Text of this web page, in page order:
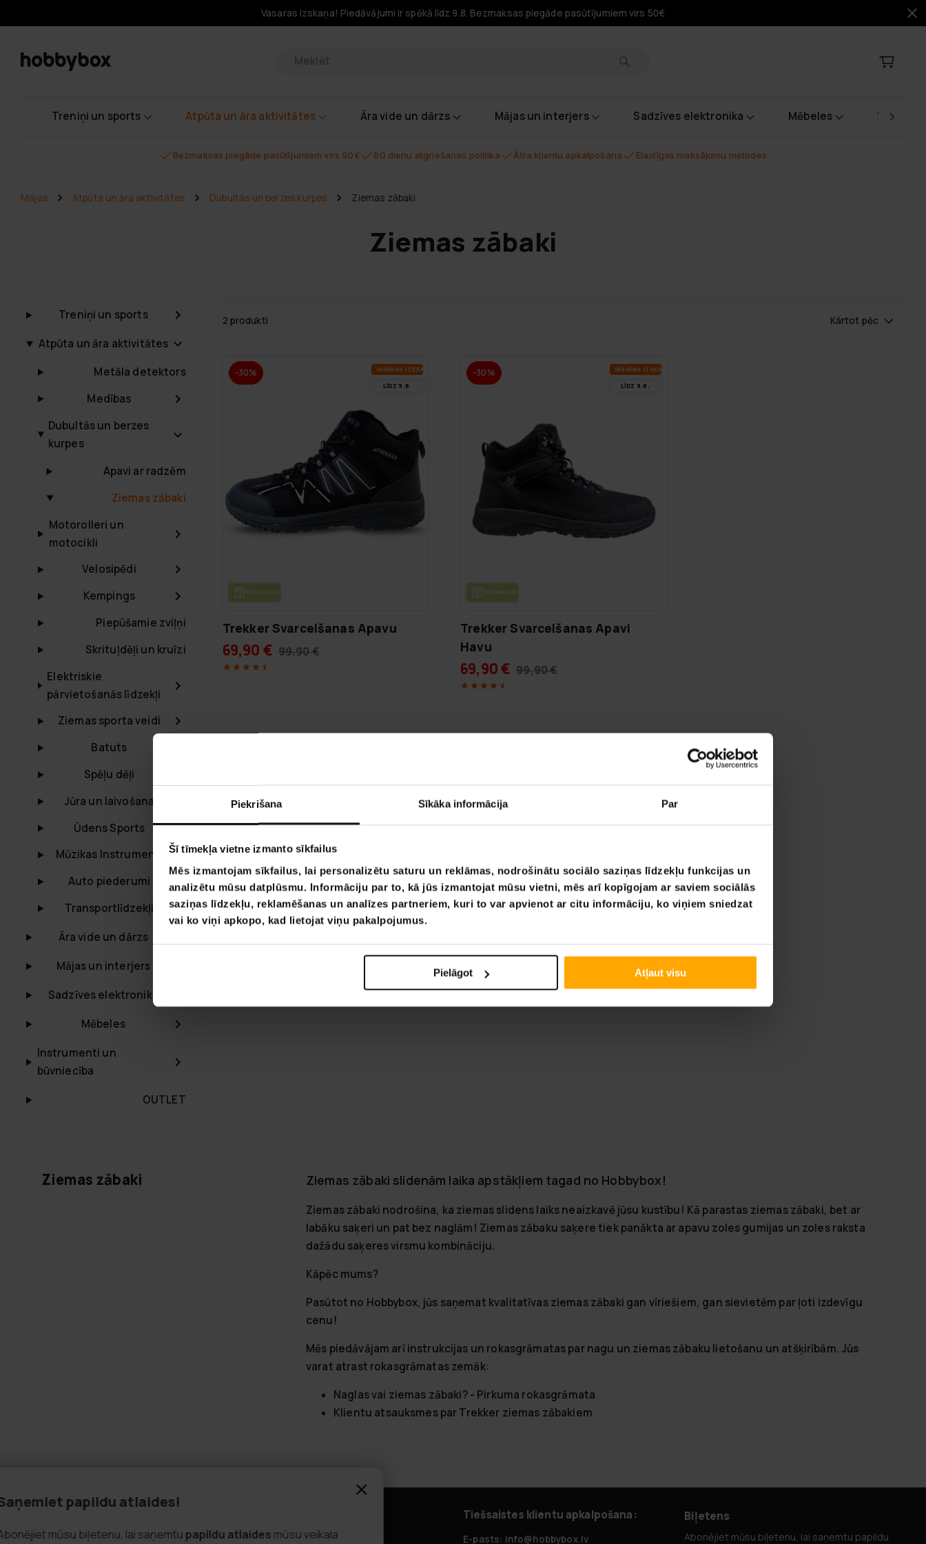
Piekrišana Sīkāka informācija Par
Šī tīmekļa vietne izmanto sīkfailus
Mēs izmantojam sīkfailus, lai personalizētu saturu un reklāmas, nodrošinātu sociālo saziņas līdzekļu funkcijas un
analizētu mūsu datplūsmu. Informāciju par to, kā jūs izmantojat mūsu vietni, mēs arī kopīgojam ar saviem sociālās
saziņas līdzekļu, reklamēšanas un analīzes partneriem, kuri to var apvienot ar citu informāciju, ko viņiem sniedzat
vai ko viņi apkopo, kad lietojat viņu pakalpojumus.
Pielāgot Atļaut visu
Vasaras izskaņa! Piedāvājumi ir spēkā līdz 9.8. Bezmaksas piegāde pasūtījumiem virs 50€
Treniņi un sports Atpūta un āra aktivitātes Āra vide un dārzs Mājas un interjers Sadzīves elektronika Mēbeles
Bezmaksas piegāde pasūtījumiem virs 50€ 60 dienu atgriešanas politika Ātra klientu apkalpošana Elastīgas maksājumu metodes
Mājas Atpūta un āra aktivitātes Dubultās un berzes kurpes Ziemas zābaki
Ziemas zābaki
Treniņi un sports
Atpūta un āra aktivitātes
Metāla detektors
Medības
Dubultās un berzes
kurpes
Apavi ar radzēm
Ziemas zābaki
Motorolleri un
motocikli
Velosipēdi
Kempings
Piepūšamie zviļņi
Skrituļdēļi un kruīzi
Elektriskie
pārvietošanās līdzekļi
Ziemas sporta veidi
Batuts
Spēļu dēļi
Jūra un laivošana
Ūdens Sports
Mūzikas Instrumenti
Auto piederumi
Transportlīdzekļi
Āra vide un dārzs
Mājas un interjers
Sadzīves elektronika
Mēbeles
Instrumenti un
būvniecība
OUTLET
2 produkti Kārtot pēc
-30% VA­SA­RAS IZ­SKA­ŅA
LĪDZ 9.8.
BEZ­MAK­SAS PIE­GĀ­DE
Trekker Svarcelšanas Apavu
69,90 € 99,90 €
-30% VA­SA­RAS IZ­SKA­ŅA
LĪDZ 9.8.
BEZ­MAK­SAS PIE­GĀ­DE
Trekker Svarcelšanas Apavi
Havu
69,90 € 99,90 €
Ziemas zābaki Ziemas zābaki slidenām laika apstākļiem tagad no Hobbybox!
Ziemas zābaki nodrošina, ka ziemas slidens laiks neaizkavē jūsu kustību! Kā parastas ziemas zābaki, bet ar
labāku saķeri un pat bez naglām! Ziemas zābaku saķere tiek panākta ar apavu zoles gumijas un zoles raksta
dažādu saķeres virsmu kombināciju.
Kāpēc mums?
Pasūtot no Hobbybox, jūs saņemat kvalitatīvas ziemas zābaki gan vīriešiem, gan sievietēm par ļoti izdevīgu
cenu!
Mēs piedāvājam arī instrukcijas un rokasgrāmatas par nagu un ziemas zābaku lietošanu un atšķirībām. Jūs
varat atrast rokasgrāmatas zemāk:
Naglas vai ziemas zābaki? - Pirkuma rokasgrāmata
Klientu atsauksmes par Trekker ziemas zābakiem
Informācija
Uzņēmuma informācija FAQ - Biežāk uzdotie jautājumi
Tiešsaistes klientu apkalpošana:
E-pasts: info@hobbybox.lv
Biļetens
Abonējiet mūsu biļetenu, lai saņemtu papildu
Saņemiet papildu atlaides!
Abonējiet mūsu biļetenu, lai saņemtupapildu atlaidesmūsu veikala